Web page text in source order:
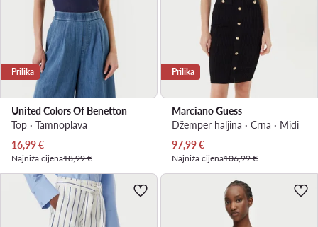
Prilika
United Colors Of Benetton
Top · Tamnoplava
Trenutna cijena
16,99€
Najniža cijena18,99 €
Prilika
Marciano Guess
Džemper haljina · Crna · Midi
Trenutna cijena
97,99€
Najniža cijena106,99 €